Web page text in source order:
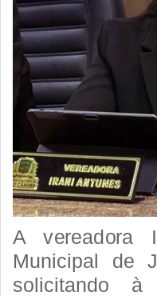
A vereadora
Municipal de
solicitando